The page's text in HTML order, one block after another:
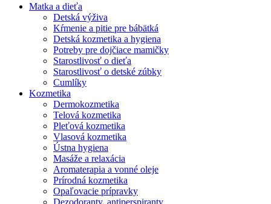
Matka a dieťa
Detská výživa
Kŕmenie a pitie pre bábätká
Detská kozmetika a hygiena
Potreby pre dojčiace mamičky
Starostlivosť o dieťa
Starostlivosť o detské zúbky
Cumlíky
Kozmetika
Dermokozmetika
Telová kozmetika
Pleťová kozmetika
Vlasová kozmetika
Ústna hygiena
Masáže a relaxácia
Aromaterapia a vonné oleje
Prírodná kozmetika
Opaľovacie prípravky
Dezodoranty, antiperspiranty